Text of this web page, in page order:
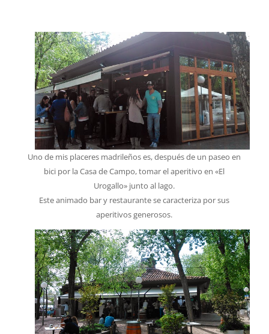
Uno de mis placeres madrileños es, después de un paseo en
bici por la Casa de Campo, tomar el aperitivo en «El
Urogallo» junto al lago.
Este animado bar y restaurante se caracteriza por sus
aperitivos generosos.